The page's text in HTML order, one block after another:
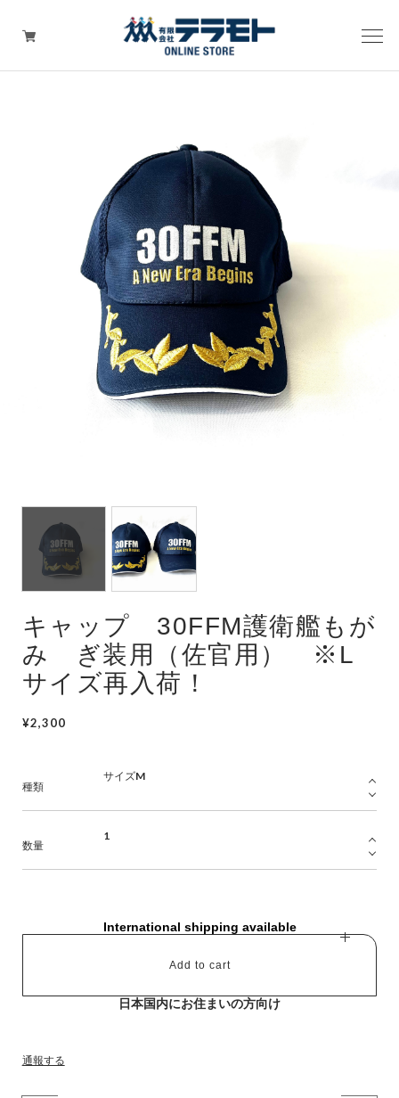
Tシャツ・ウェア
キャップ（帽子）
ZIPPO
ワッペン
その他グッズ（バッグ・タオル・ストラップ・
マスク等）
キャップ 30FFM護衛艦もが
み ぎ装用（佐官用） ※L
サイズ再入荷！
¥2,300
種類
数量
International shipping available
Add to cart
日本国内にお住まいの方向け
通報する